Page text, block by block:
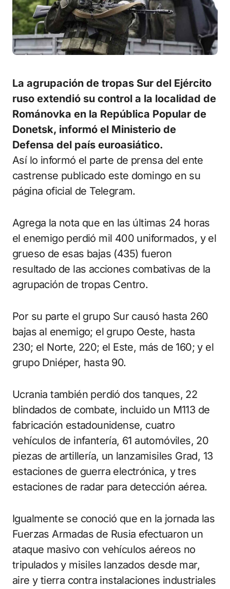
La agrupación de tropas Sur del Ejército
ruso extendió su control a la localidad de
Románovka en la República Popular de
Donetsk, informó el Ministerio de
Defensa del país euroasiático.
Así lo informó el parte de prensa del ente
castrense publicado este domingo en su
página oficial de Telegram.
Agrega la nota que en las últimas 24 horas
el enemigo perdió mil 400 uniformados, y el
grueso de esas bajas (435) fueron
resultado de las acciones combativas de la
agrupación de tropas Centro.
Por su parte el grupo Sur causó hasta 260
bajas al enemigo; el grupo Oeste, hasta
230; el Norte, 220; el Este, más de 160; y el
grupo Dniéper, hasta 90.
Ucrania también perdió dos tanques, 22
blindados de combate, incluido un M113 de
fabricación estadounidense, cuatro
vehículos de infantería, 61 automóviles, 20
piezas de artillería, un lanzamisiles Grad, 13
estaciones de guerra electrónica, y tres
estaciones de radar para detección aérea.
Igualmente se conoció que en la jornada las
Fuerzas Armadas de Rusia efectuaron un
ataque masivo con vehículos aéreos no
tripulados y misiles lanzados desde mar,
aire y tierra contra instalaciones industriales